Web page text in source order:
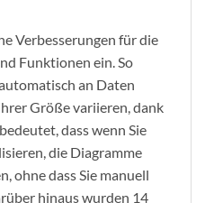
Verbesserungen für die
Funktionen ein. So
an Daten
Größe variieren, dank
dass wenn Sie
die Diagramme
ohne dass Sie manuell
hinaus wurden 14